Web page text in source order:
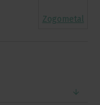
Zogometal